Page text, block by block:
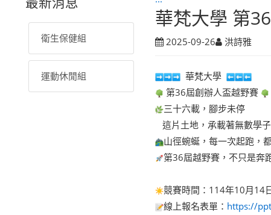
衛生保健組
運動休閒組
華梵大學 第
2025-09-26 洪詩雅
華梵大學
第36屆創辦人盃越野賽
三十六載，腳步未停
這片土地，承載著無數學
山徑蜿蜒，每一次起跑，
第36屆越野賽，不只是奔
競賽時間：114年10月14
線上報名表單： https://